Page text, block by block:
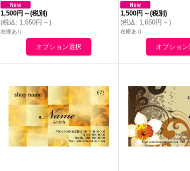
1,500円 ～(税別)
(税込: 1,650円 ～)
在庫あり
1,500円 ～(税別)
(税込: 1,650円 ～)
在庫あり